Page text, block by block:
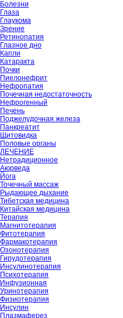
Болезни
Глаза
Глаукома
Зрение
Ретинопатия
Глазное дно
Капли
Катаракта
Почки
Пиелонефрит
Нефропатия
Почечная недостаточность
Нефрогенный
Печень
Поджелудочная железа
Панкреатит
Щитовидка
Половые органы
ЛЕЧЕНИЕ
Нетрадиционное
Аюрведа
Йога
Точечный массаж
Рыдающее дыхание
Тибетская медицина
Китайская медицина
Терапия
Магнитотерапия
Фитотерапия
Фармакотерапия
Озонотерапия
Гирудотерапия
Инсулинотерапия
Психотерапия
Инфузионная
Уринотерапия
Физиотерапия
Инсулин
Плазмаферез